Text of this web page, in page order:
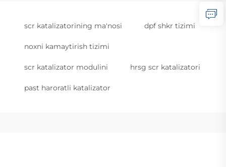
scr katalizatorining ma'nosi dpf shkr tizimi
noxni kamaytirish tizimi
scr katalizator modulini hrsg scr katalizatori
past haroratli katalizator